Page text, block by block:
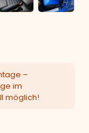
–
im
möglich!